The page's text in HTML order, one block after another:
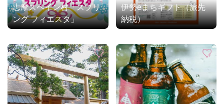
志摩スペイン村「スプリ
ング フィエスタ」
伊勢eまちギフト（旅先
納税）